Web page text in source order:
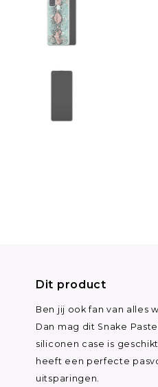
Dit product
Ben jij ook fan van alles
Dan mag dit Snake
siliconen case is
heeft een perfecte
uitsparingen.